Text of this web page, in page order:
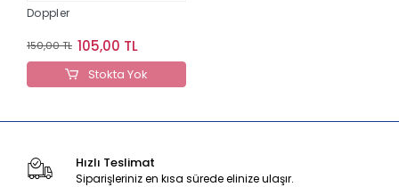
Doppler
150,00 TL 105,00 TL
Stokta Yok
Hızlı Teslimat
Siparişleriniz en kısa sürede elinize ulaşır.